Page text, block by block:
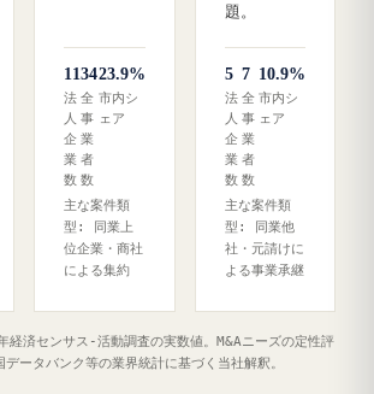
11
法
人
企
業
数
34
全
事
業
者
数
23.9%
市内シ
ェア
主な案件類
型: 同業上
位企業・商社
による集約
題。
5
法
人
企
業
数
7
全
事
業
者
数
10.9%
市内シ
ェア
主な案件類
型: 同業他
社・元請けに
よる事業承継
済センサス‐活動調査の実数値。M&Aニーズの定性評
ータバンク等の業界統計に基づく当社解釈。